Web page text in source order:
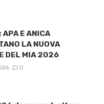
APA E ANICA
LA NUOVA
DEL MIA 2026
0